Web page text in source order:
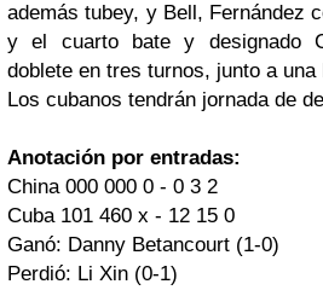
además tubey, y Bell, Fernández
y el cuarto bate y designado
doblete en tres turnos, junto a una
Los cubanos tendrán jornada de
Anotación por entradas:
China 000 000 0 - 0 3 2
Cuba 101 460 x - 12 15 0
Ganó: Danny Betancourt (1-0)
Perdió: Li Xin (0-1)